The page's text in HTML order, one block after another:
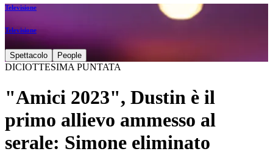
Televisione
Televisione
Spettacolo People
DICIOTTESIMA PUNTATA
"Amici 2023", Dustin è il
primo allievo ammesso al
serale: Simone eliminato